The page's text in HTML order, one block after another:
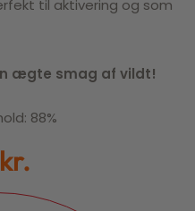
til aktivering og som
ægte smag af vildt!
88%
kr.